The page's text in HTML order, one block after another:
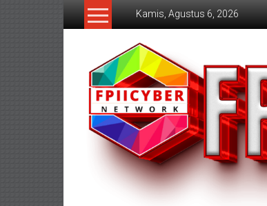
Lompat
Kamis, Agustus 6, 2026